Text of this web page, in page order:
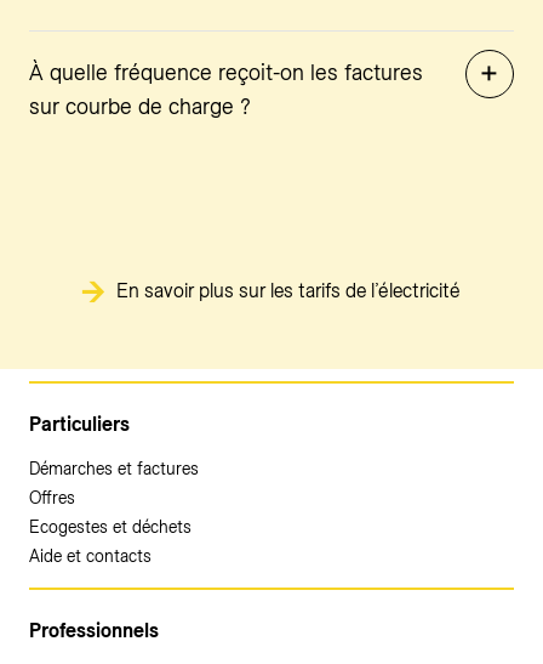
À quelle fréquence reçoit-on les factures
sur courbe de charge ?
En savoir plus sur les tarifs de l’électricité
Particuliers
Démarches et factures
Offres
Ecogestes et déchets
Aide et contacts
Professionnels